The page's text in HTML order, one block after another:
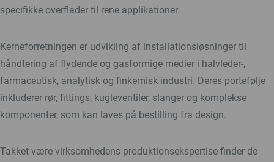
specifikke overflader til rene applikationer.
Kerneforretningen er udvikling af installationsløsninger til
håndtering af flydende og gasformige medier i halvleder-,
farmaceutisk, analytisk og finkemisk industri. Deres portefølje
inkluderer rør, fittings, kugleventiler, slanger og komplekse
komponenter, som kan laves på bestilling fra design.
Takket være virksomhedens produktionsekspertise finder de